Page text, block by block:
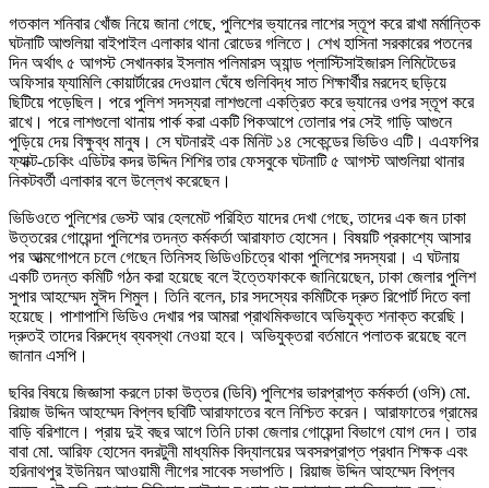
গতকাল শনিবার খোঁজ নিয়ে জানা গেছে, পুলিশের ভ্যানের লাশের স্তূপ করে রাখা মর্মান্তিক
ঘটনাটি আশুলিয়া বাইপাইল এলাকার থানা রোডের গলিতে। শেখ হাসিনা সরকারের পতনের
দিন অর্থাৎ ৫ আগস্ট সেখানকার ইসলাম পলিমারস অ্যান্ড প্লাস্টিসাইজারস লিমিটেডের
অফিসার ফ্যামিলি কোয়ার্টারের দেওয়াল ঘেঁষে গুলিবিদ্ধ সাত শিক্ষার্থীর মরদেহ ছড়িয়ে
ছিটিয়ে পড়েছিল। পরে পুলিশ সদস্যরা লাশগুলো একত্রিত করে ভ্যানের ওপর স্তূপ করে
রাখে। পরে লাশগুলো থানায় পার্ক করা একটি পিকআপে তোলার পর সেই গাড়ি আগুনে
পুড়িয়ে দেয় বিক্ষুব্ধ মানুষ। সে ঘটনারই এক মিনিট ১৪ সেকেন্ডের ভিডিও এটি। এএফপির
ফ্যাক্ট-চেকিং এডিটর কদর উদ্দিন শিশির তার ফেসবুকে ঘটনাটি ৫ আগস্ট আশুলিয়া থানার
নিকটবর্তী এলাকার বলে উল্লেখ করেছেন।
ভিডিওতে পুলিশের ভেস্ট আর হেলমেট পরিহিত যাদের দেখা গেছে, তাদের এক জন ঢাকা
উত্তরের গোয়েন্দা পুলিশের তদন্ত কর্মকর্তা আরাফাত হোসেন। বিষয়টি প্রকাশ্যে আসার
পর আত্মগোপনে চলে গেছেন তিনিসহ ভিডিওচিত্রে থাকা পুলিশের সদস্যরা। এ ঘটনায়
একটি তদন্ত কমিটি গঠন করা হয়েছে বলে ইত্তেফাককে জানিয়েছেন, ঢাকা জেলার পুলিশ
সুপার আহম্মেদ মুঈদ শিমুল। তিনি বলেন, চার সদস্যের কমিটিকে দ্রুত রিপোর্ট দিতে বলা
হয়েছে। পাশাপাশি ভিডিও দেখার পর আমরা প্রাথমিকভাবে অভিযুক্ত শনাক্ত করেছি।
দ্রুতই তাদের বিরুদ্ধে ব্যবস্থা নেওয়া হবে। অভিযুক্তরা বর্তমানে পলাতক রয়েছে বলে
জানান এসপি।
ছবির বিষয়ে জিজ্ঞাসা করলে ঢাকা উত্তর (ডিবি) পুলিশের ভারপ্রাপ্ত কর্মকর্তা (ওসি) মো.
রিয়াজ উদ্দিন আহম্মেদ বিপ্লব ছবিটি আরাফাতের বলে নিশ্চিত করেন। আরাফাতের গ্রামের
বাড়ি বরিশালে। প্রায় দুই বছর আগে তিনি ঢাকা জেলার গোয়েন্দা বিভাগে যোগ দেন। তার
বাবা মো. আরিফ হোসেন বদরটুনী মাধ্যমিক বিদ্যালয়ের অবসরপ্রাপ্ত প্রধান শিক্ষক এবং
হরিনাথপুর ইউনিয়ন আওয়ামী লীগের সাবেক সভাপতি। রিয়াজ উদ্দিন আহম্মেদ বিপ্লব